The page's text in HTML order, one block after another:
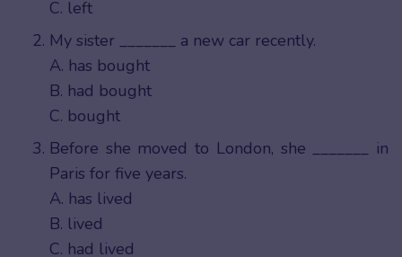
C. left
My sister _______ a new car recently.
A. has bought
B. had bought
C. bought
Before she moved to London, she _______ in
Paris for five years.
A. has lived
B. lived
C. had lived